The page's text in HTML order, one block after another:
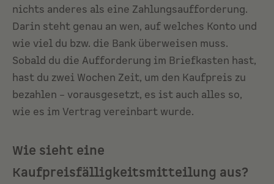
nichts anderes als eine Zahlungsaufforderung.
Darin steht genau an wen, auf welches Konto und
wie viel du bzw. die Bank überweisen muss.
Sobald du die Aufforderung im Briefkasten hast,
hast du zwei Wochen Zeit, um den Kaufpreis zu
bezahlen – vorausgesetzt, es ist auch alles so,
wie es im Vertrag vereinbart wurde.
Wie sieht eine
Kaufpreisfälligkeitsmitteilung aus?